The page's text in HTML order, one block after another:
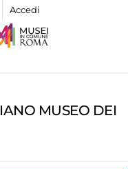
Accedi
MUSEO DEI